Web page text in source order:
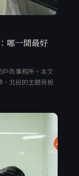
哪一間最好
戶政事務所。本文
、北投的主題背板